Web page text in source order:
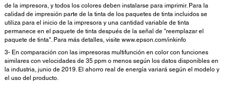
de la impresora, y todos los colores deben instalarse para imprimir. Para la
calidad de impresión parte de la tinta de los paquetes de tinta incluidos se
utiliza para el inicio de la impresora y una cantidad variable de tinta
permanece en el paquete de tinta después de la señal de "reemplazar el
paquete de tinta". Para más detalles, visite www.epson.com/inkinfo
3- En comparación con las impresoras multifunción en color con funciones
similares con velocidades de 35 ppm o menos según los datos disponibles en
la industria, junio de 2019. El ahorro real de energía variará según el modelo y
el uso del producto.